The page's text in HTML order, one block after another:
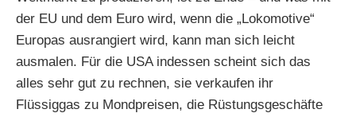
der EU und dem Euro wird, wenn die „Lokomotive“
Europas ausrangiert wird, kann man sich leicht
ausmalen. Für die USA indessen scheint sich das
alles sehr gut zu rechnen, sie verkaufen ihr
Flüssiggas zu Mondpreisen, die Rüstungsgeschäfte